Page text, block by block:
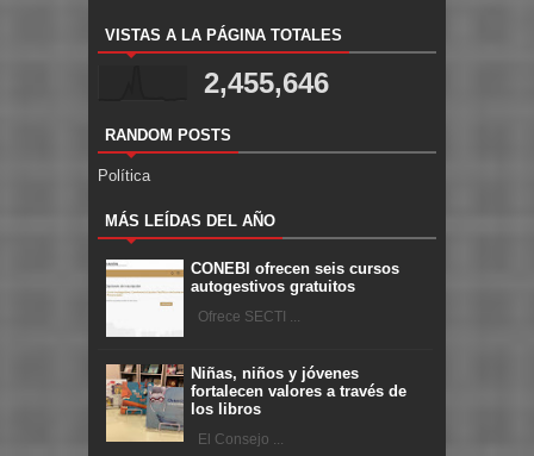
VISTAS A LA PÁGINA TOTALES
2,455,646
RANDOM POSTS
Política
MÁS LEÍDAS DEL AÑO
CONEBI ofrecen seis cursos
autogestivos gratuitos
Ofrece SECTI ...
Niñas, niños y jóvenes
fortalecen valores a través de
los libros
El Consejo ...